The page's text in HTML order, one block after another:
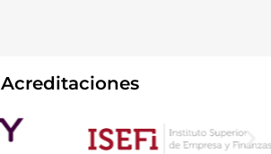
Acreditaciones